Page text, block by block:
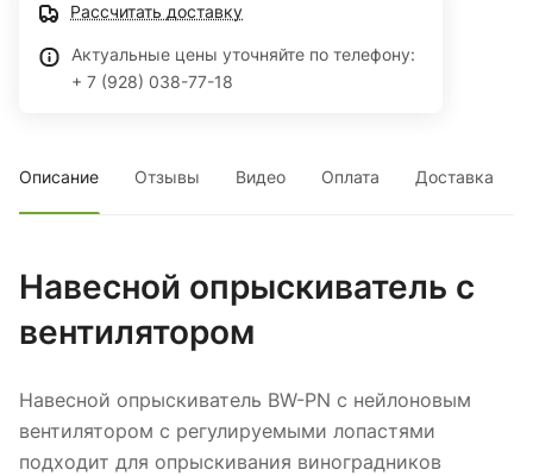
Рассчитать доставку
Актуальные цены уточняйте по телефону:
+ 7 (928) 038-77-18
Описание Отзывы Видео Оплата Доставка
Навесной опрыскиватель с
вентилятором
Навесной опрыскиватель BW-PN с нейлоновым
вентилятором с регулируемыми лопастями
подходит для опрыскивания виноградников